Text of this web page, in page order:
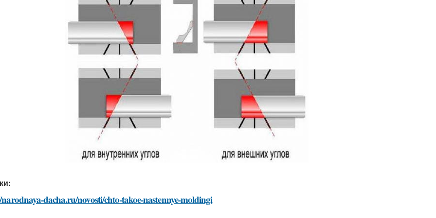
dacha.ru/novosti/chto-takoe-nastennye-moldingi